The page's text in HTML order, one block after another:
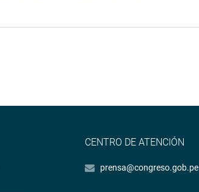
CENTRO DE ATENCIÓN
prensa@congreso.gob.pe